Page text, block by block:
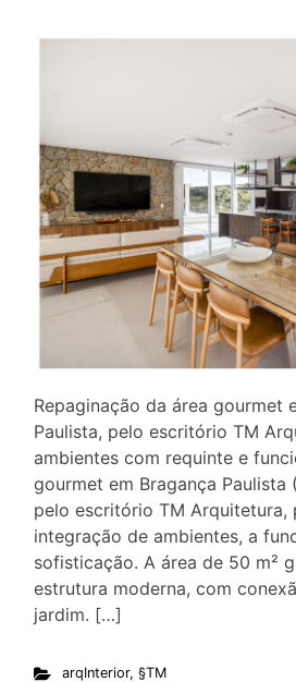
Repaginação da área gourmet
Paulista, pelo escritório TM
ambientes com requinte e
gourmet em Bragança Paulista
pelo escritório TM Arquitetura,
integração de ambientes, a
sofisticação. A área de 50 m²
estrutura moderna, com
jardim. […]
arqInterior, §TM